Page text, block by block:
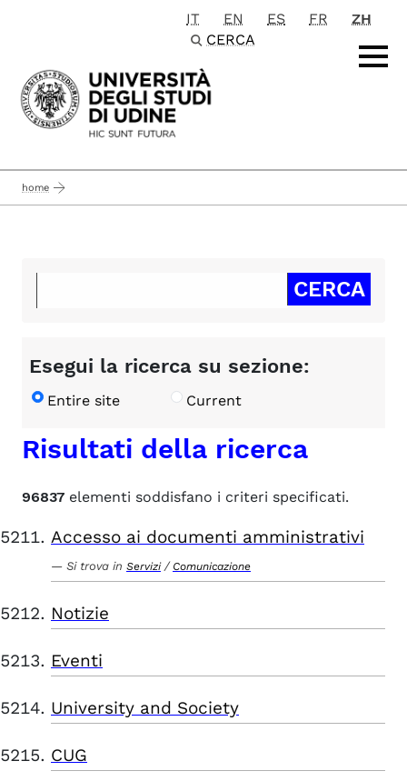
Passa al contenuto principale
IT EN ES FR
ZH
CERCA
home
Esegui la ricerca su sezione:
Entire site Current
Risultati della ricerca
96837 elementi soddisfano i criteri specificati.
Accesso ai documenti amministrativi
Si trova in Servizi / Comunicazione
Notizie
Eventi
University and Society
CUG